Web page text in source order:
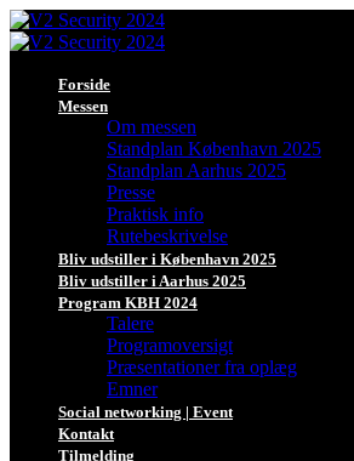
Forside
Messen
Om messen
Standplan København 2025
Standplan Aarhus 2025
Presse
Praktisk info
Rutebeskrivelse
Bliv udstiller i København 2025
Bliv udstiller i Aarhus 2025
Program KBH 2024
Talere
Programoversigt
Præsentationer fra oplæg
Emner
Social networking | Event
Kontakt
Tilmelding